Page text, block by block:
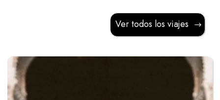
Ver todos los viajes